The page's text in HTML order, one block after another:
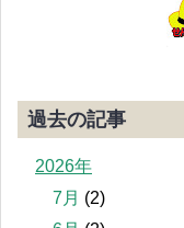
過去の記事
2026年
7月 (2)